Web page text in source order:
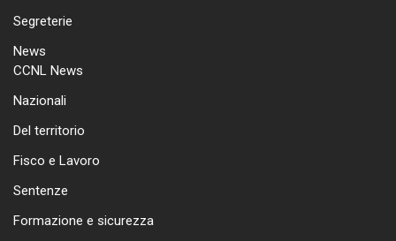
Segreterie
News
CCNL News
Nazionali
Del territorio
Fisco e Lavoro
Sentenze
Formazione e sicurezza